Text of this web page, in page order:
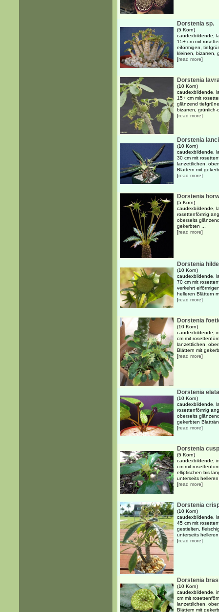
Dorstenia sp.
(5 Korn)
caudexbildende,
15+ cm mit
eiförmigen,
kleinen, bizarren,
[read more]
Dorstenia
(10 Korn)
caudexbildende,
15+ cm mit
glänzend
bizarren,
[read more]
Dorstenia
(10 Korn)
caudexbildende,
30 cm mit
lanzettlichen,
Blättern mit
[read more]
Dorstenia
(5 Korn)
caudexbildende,
rosettenförmig
oberseits
gekerbten ...
[read more]
Dorstenia
(10 Korn)
caudexbildende,
70 cm mit
verkehrt
helleren Blättern
[read more]
Dorstenia
(10 Korn)
caudexbildende,
cm mit
lanzettlichen,
Blättern mit
[read more]
Dorstenia elata
(10 Korn)
caudexbildende,
rosettenförmig
oberseits
gekerbten
[read more]
Dorstenia
(5 Korn)
caudexbildende,
cm mit
elliptischen bis
unterseits
[read more]
Dorstenia
(10 Korn)
caudexbildende,
45 cm mit
gestielten,
unterseits
[read more]
Dorstenia
(10 Korn)
caudexbildende,
cm mit
lanzettlichen,
Blättern mit